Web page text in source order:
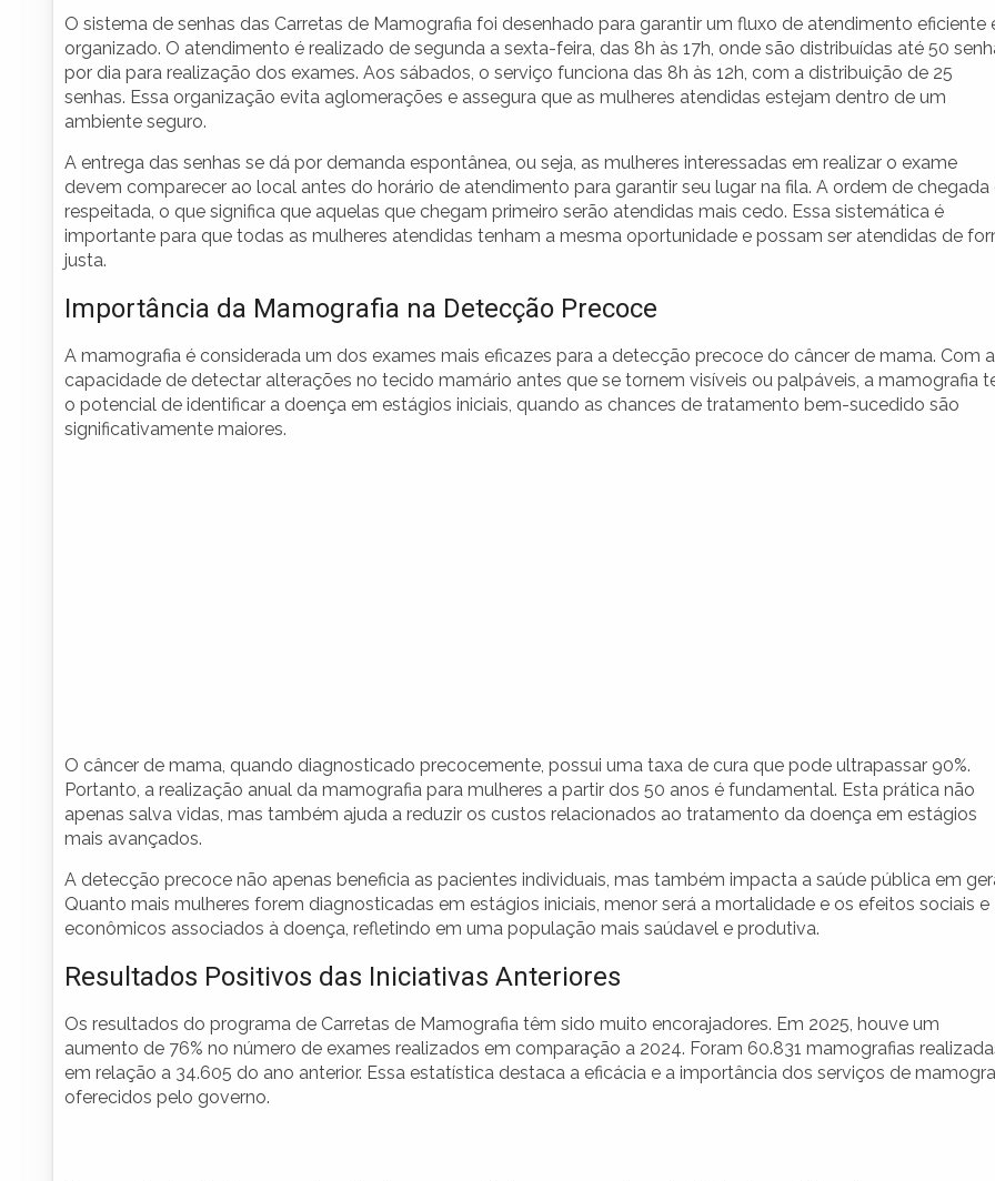
O sistema de senhas das Carretas de Mamografia foi desenhado para garantir um fluxo de atendimento eficiente
organizado. O atendimento é realizado de segunda a sexta-feira, das 8h às 17h, onde são distribuídas até 50
por dia para realização dos exames. Aos sábados, o serviço funciona das 8h às 12h, com a distribuição de 25
senhas. Essa organização evita aglomerações e assegura que as mulheres atendidas estejam dentro de um
ambiente seguro.
A entrega das senhas se dá por demanda espontânea, ou seja, as mulheres interessadas em realizar o exame
devem comparecer ao local antes do horário de atendimento para garantir seu lugar na fila. A ordem de chegada
respeitada, o que significa que aquelas que chegam primeiro serão atendidas mais cedo. Essa sistemática é
importante para que todas as mulheres atendidas tenham a mesma oportunidade e possam ser atendidas de
justa.
Importância da Mamografia na Detecção Precoce
A mamografia é considerada um dos exames mais eficazes para a detecção precoce do câncer de mama. Com a
capacidade de detectar alterações no tecido mamário antes que se tornem visíveis ou palpáveis, a mamografia
o potencial de identificar a doença em estágios iniciais, quando as chances de tratamento bem-sucedido são
significativamente maiores.
O câncer de mama, quando diagnosticado precocemente, possui uma taxa de cura que pode ultrapassar 90%.
Portanto, a realização anual da mamografia para mulheres a partir dos 50 anos é fundamental. Esta prática não
apenas salva vidas, mas também ajuda a reduzir os custos relacionados ao tratamento da doença em estágios
mais avançados.
A detecção precoce não apenas beneficia as pacientes individuais, mas também impacta a saúde pública em
Quanto mais mulheres forem diagnosticadas em estágios iniciais, menor será a mortalidade e os efeitos sociais e
econômicos associados à doença, refletindo em uma população mais saúdavel e produtiva.
Resultados Positivos das Iniciativas Anteriores
Os resultados do programa de Carretas de Mamografia têm sido muito encorajadores. Em 2025, houve um
aumento de 76% no número de exames realizados em comparação a 2024. Foram 60.831 mamografias
em relação a 34.605 do ano anterior. Essa estatística destaca a eficácia e a importância dos serviços de
oferecidos pelo governo.